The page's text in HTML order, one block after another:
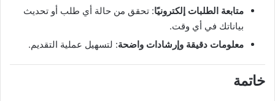
متابعة الطلبات إلكترونيًا: تحقق من حالة أي طلب أو تحديث
بياناتك في أي وقت.
معلومات دقيقة وإرشادات واضحة: لتسهيل عملية التقديم.
خاتمة